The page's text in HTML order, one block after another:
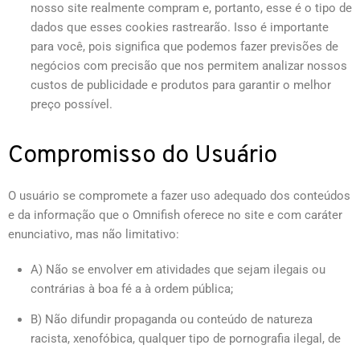
nosso site realmente compram e, portanto, esse é o tipo de
dados que esses cookies rastrearão. Isso é importante
para você, pois significa que podemos fazer previsões de
negócios com precisão que nos permitem analizar nossos
custos de publicidade e produtos para garantir o melhor
preço possível.
Compromisso do Usuário
O usuário se compromete a fazer uso adequado dos conteúdos
e da informação que o Omnifish oferece no site e com caráter
enunciativo, mas não limitativo:
A) Não se envolver em atividades que sejam ilegais ou
contrárias à boa fé a à ordem pública;
B) Não difundir propaganda ou conteúdo de natureza
racista, xenofóbica, qualquer tipo de pornografia ilegal, de